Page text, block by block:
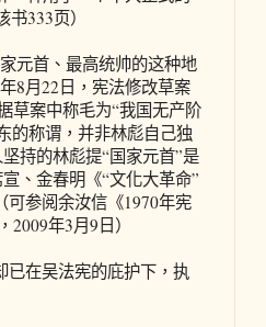
333页）
元首、最高统帅的这种地
8月22日，宪法修改草案
草案中称毛为“我国无产阶
的称谓，并非林彪自己独
持的林彪提“国家元首”是
、金春明《“文化大革命”
可参阅余汝信《1970年宪
年3月9日）
在吴法宪的庇护下，执